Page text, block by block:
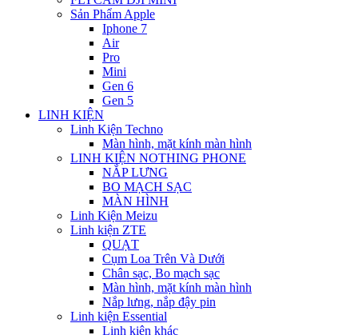
Sản Phẩm Apple
Iphone 7
Air
Pro
Mini
Gen 6
Gen 5
LINH KIỆN
Linh Kiện Techno
Màn hình, mặt kính màn hình
LINH KIỆN NOTHING PHONE
NẮP LƯNG
BO MẠCH SẠC
MÀN HÌNH
Linh Kiện Meizu
Linh kiện ZTE
QUẠT
Cụm Loa Trên Và Dưới
Chân sạc, Bo mạch sạc
Màn hình, mặt kính màn hình
Nắp lưng, nắp đậy pin
Linh kiện Essential
Linh kiện khác